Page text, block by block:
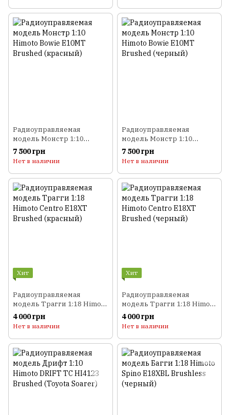
Радиоуправляемая
модель Монстр 1:10
Himoto Bowie E10MT
Brushed (красный)
7 500 грн
Нет в наличии
Радиоуправляемая
модель Монстр 1:10
Himoto Bowie E10MT
Brushed (черный)
7 500 грн
Нет в наличии
Хит
Радиоуправляемая
модель Трагги 1:18 Himoto
Centro E18XT Brushed
(красный)
4 000 грн
Нет в наличии
Хит
Радиоуправляемая
модель Трагги 1:18 Himoto
Centro E18XT Brushed
(черный)
4 000 грн
Нет в наличии